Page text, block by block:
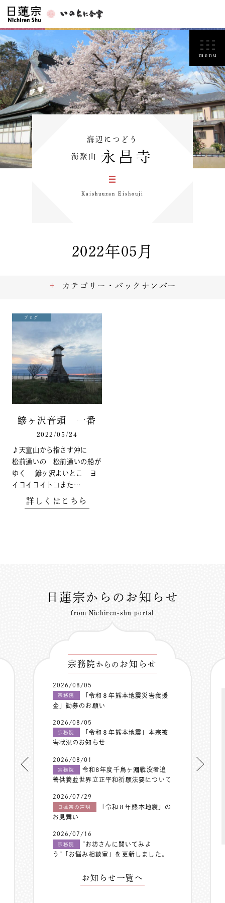
海辺につどう
海聚山 永昌寺
Kaishuuzan Eishouji
2022年05月
ブログ
鰺ヶ沢音頭 一番
2022/05/24
♪天童山から指さす沖に
松前通いの 松前通いの船が
ゆく 鰺ヶ沢よいとこ ヨ
イヨイヨイトコまた…
詳しくはこちら
カテゴリー・バックナンバー
日蓮宗からのお知らせ
from Nichiren-shu portal
宗務院 からの お知らせ
2026/08/05
宗務院
「令和８年熊本地震災害義援
金」勧募のお願い
2026/08/05
宗務院
「令和８年熊本地震」本宗被
害状況のお知らせ
2026/08/01
宗務院
令和8年度千鳥ヶ淵戦没者追
善供養並世界立正平和祈願法要について
2026/07/29
日蓮宗の声明
「令和８年熊本地震」の
お見舞い
2026/07/16
宗務院
”お坊さんに聞いてみよ
う”「お悩み相談室」を更新しました。
お知らせ一覧へ